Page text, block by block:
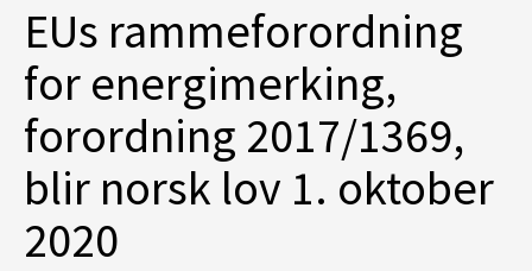
EUs rammeforordning
for energimerking,
forordning 2017/1369,
blir norsk lov 1. oktober
2020